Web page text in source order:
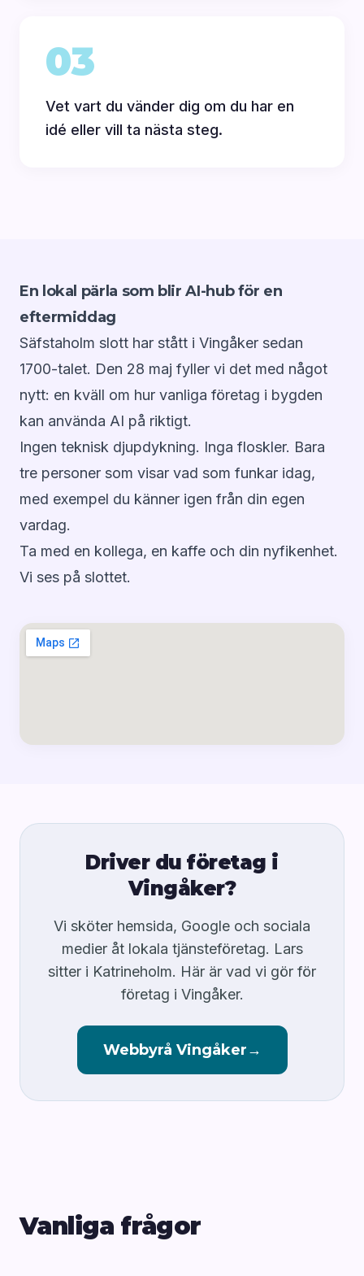
03
Vet vart du vänder dig om du har en
idé eller vill ta nästa steg.
En lokal pärla som blir AI-hub för en
eftermiddag
Säfstaholm slott har stått i Vingåker sedan
1700-talet. Den 28 maj fyller vi det med något
nytt: en kväll om hur vanliga företag i bygden
kan använda AI på riktigt.
Ingen teknisk djupdykning. Inga floskler. Bara
tre personer som visar vad som funkar idag,
med exempel du känner igen från din egen
vardag.
Ta med en kollega, en kaffe och din nyfikenhet.
Vi ses på slottet.
Driver du företag i
Vingåker?
Vi sköter hemsida, Google och sociala
medier åt lokala tjänsteföretag. Lars
sitter i Katrineholm. Här är vad vi gör för
företag i Vingåker.
Webbyrå Vingåker→
Vanliga frågor